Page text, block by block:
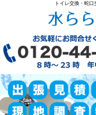
トイレ交換・蛇